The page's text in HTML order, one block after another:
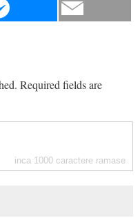
Required fields are
inca 1000 caractere ramase